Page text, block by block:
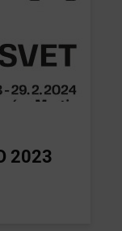
2023